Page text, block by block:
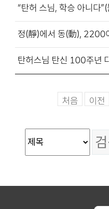
“탄허 스님, 학승 아니
정(靜)에서 동(動), 2200
탄허스님 탄신 100주년
처음 이전